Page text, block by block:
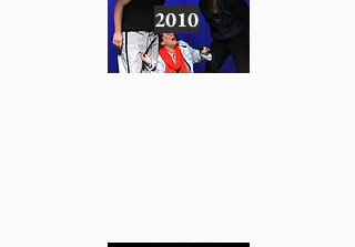
2010